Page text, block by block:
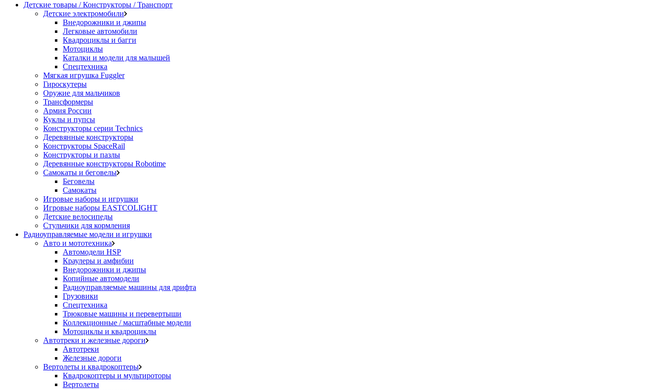
Детские товары / Конструкторы / Транспорт
Детские электромобили
Внедорожники и джипы
Легковые автомобили
Квадроциклы и багги
Мотоциклы
Каталки и модели для малышей
Спецтехника
Мягкая игрушка Fuggler
Гироскутеры
Оружие для мальчиков
Трансформеры
Армия России
Куклы и пупсы
Конструкторы серии Technics
Деревянные конструкторы
Конструкторы SpaceRail
Конструкторы и пазлы
Деревянные конструкторы Robotime
Самокаты и беговелы
Беговелы
Самокаты
Игровые наборы и игрушки
Игровые наборы EASTCOLIGHT
Детские велосипеды
Стульчики для кормления
Радиоуправляемые модели и игрушки
Авто и мототехника
Автомодели HSP
Краулеры и амфибии
Внедорожники и джипы
Копийные автомодели
Радиоуправляемые машины для дрифта
Грузовики
Спецтехника
Трюковые машины и перевертыши
Коллекционные / масштабные модели
Мотоциклы и квадроциклы
Автотреки и железные дороги
Автотреки
Железные дороги
Вертолеты и квадрокоптеры
Квадрокоптеры и мультироторы
Вертолеты